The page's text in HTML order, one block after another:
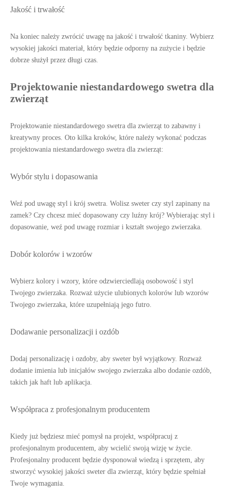
Jakość i trwałość
Na koniec należy zwrócić uwagę na jakość i trwałość tkaniny. Wybierz
wysokiej jakości materiał, który będzie odporny na zużycie i będzie
dobrze służył przez długi czas.
Projektowanie niestandardowego swetra dla
zwierząt
Projektowanie niestandardowego swetra dla zwierząt to zabawny i
kreatywny proces. Oto kilka kroków, które należy wykonać podczas
projektowania niestandardowego swetra dla zwierząt:
Wybór stylu i dopasowania
Weź pod uwagę styl i krój swetra. Wolisz sweter czy styl zapinany na
zamek? Czy chcesz mieć dopasowany czy luźny krój? Wybierając styl i
dopasowanie, weź pod uwagę rozmiar i kształt swojego zwierzaka.
Dobór kolorów i wzorów
Wybierz kolory i wzory, które odzwierciedlają osobowość i styl
Twojego zwierzaka. Rozważ użycie ulubionych kolorów lub wzorów
Twojego zwierzaka, które uzupełniają jego futro.
Dodawanie personalizacji i ozdób
Dodaj personalizację i ozdoby, aby sweter był wyjątkowy. Rozważ
dodanie imienia lub inicjałów swojego zwierzaka albo dodanie ozdób,
takich jak haft lub aplikacja.
Współpraca z profesjonalnym producentem
Kiedy już będziesz mieć pomysł na projekt, współpracuj z
profesjonalnym producentem, aby wcielić swoją wizję w życie.
Profesjonalny producent będzie dysponował wiedzą i sprzętem, aby
stworzyć wysokiej jakości sweter dla zwierząt, który będzie spełniał
Twoje wymagania.